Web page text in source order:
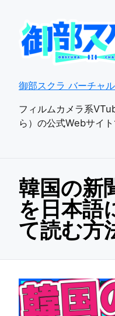
御部スクラ バーチャ
フィルムカメラ系
ら）の公式Webサイ
韓国の新
を日本語
て読む方